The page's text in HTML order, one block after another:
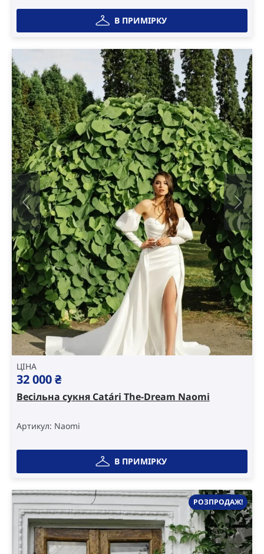
В ПРИМІРКУ
ЦІНА
32 000₴
Весільна сукня Catári The-Dream Naomi
Артикул: Naomi
В ПРИМІРКУ
РОЗПРОДАЖ!